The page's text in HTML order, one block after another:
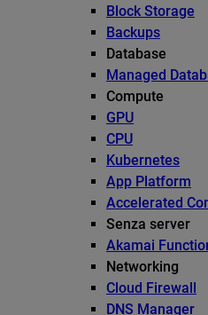
Block Storage
Backups
Database
Managed
Compute
GPU
CPU
Kubernetes
App Platform
Accelerated
Senza server
Akamai
Networking
Cloud Firewall
DNS Manager